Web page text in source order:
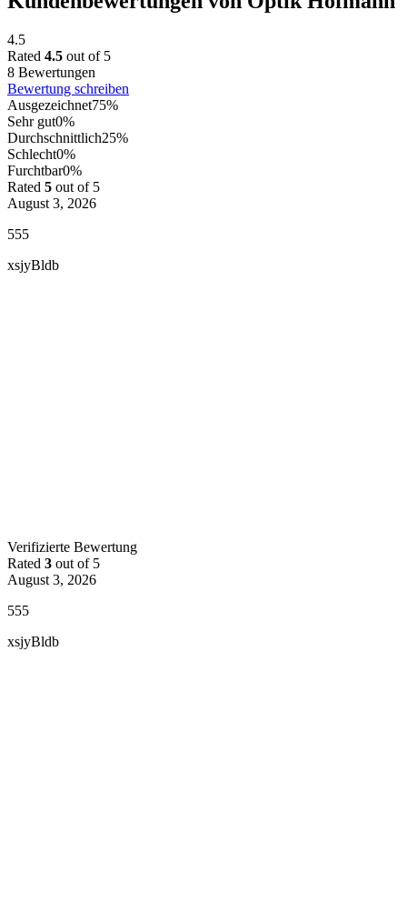
4.5
Rated 4.5 out of 5
8 Bewertungen
Bewertung schreiben
Ausgezeichnet75%
Sehr gut0%
Durchschnittlich25%
Schlecht0%
Furchtbar0%
Rated 5 out of 5
August 3, 2026
555
xsjyBldb
Verifizierte Bewertung
Rated 3 out of 5
August 3, 2026
555
xsjyBldb